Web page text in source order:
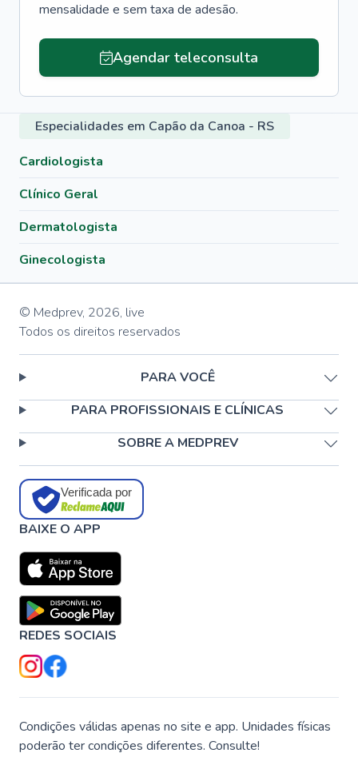
mensalidade e sem taxa de adesão.
Agendar teleconsulta
Especialidades em Capão da Canoa - RS
Cardiologista
Clínico Geral
Dermatologista
Ginecologista
© Medprev, 2026, live
Todos os direitos reservados
PARA VOCÊ
PARA PROFISSIONAIS E CLÍNICAS
SOBRE A MEDPREV
Verificada por
BAIXE O APP
REDES SOCIAIS
Condições válidas apenas no site e app. Unidades físicas
poderão ter condições diferentes. Consulte!